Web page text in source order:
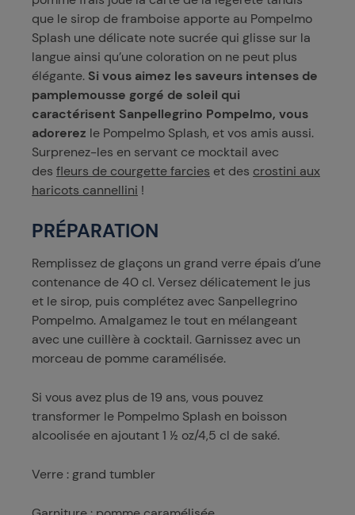
que le sirop de framboise apporte au Pompelmo
Splash une délicate note sucrée qui glisse sur la
langue ainsi qu’une coloration on ne peut plus
élégante. Si vous aimez les saveurs intenses de
pamplemousse gorgé de soleil qui
caractérisent Sanpellegrino Pompelmo, vous
adorerez le Pompelmo Splash, et vos amis aussi.
Surprenez-les en servant ce mocktail avec
des fleurs de courgette farcies et des crostini aux
haricots cannellini !
PRÉPARATION
Remplissez de glaçons un grand verre épais d’une
contenance de 40 cl. Versez délicatement le jus
et le sirop, puis complétez avec Sanpellegrino
Pompelmo. Amalgamez le tout en mélangeant
avec une cuillère à cocktail. Garnissez avec un
morceau de pomme caramélisée.
Si vous avez plus de 19 ans, vous pouvez
transformer le Pompelmo Splash en boisson
alcoolisée en ajoutant 1 ½ oz/4,5 cl de saké.
Verre : grand tumbler